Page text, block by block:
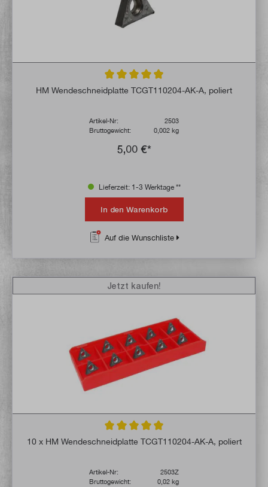
Durchschnittliche Bewertung von 4.9 von
HM Wendeschneidplatte TCGT110204-AK-A, poliert
Artikel-Nr:
2503
Bruttogewicht:
0,002 kg
5,00 €*
Lieferzeit: 1-3 Werktage **
In den Warenkorb
Auf die Wunschliste
Durchschnittliche Bewertung von 4.9 von
10 x HM Wendeschneidplatte TCGT110204-AK-A, poliert
Artikel-Nr:
2503Z
Bruttogewicht:
0,02 kg
Jetzt kaufen!